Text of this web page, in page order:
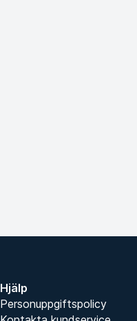
Hjälp
Personuppgiftspolicy